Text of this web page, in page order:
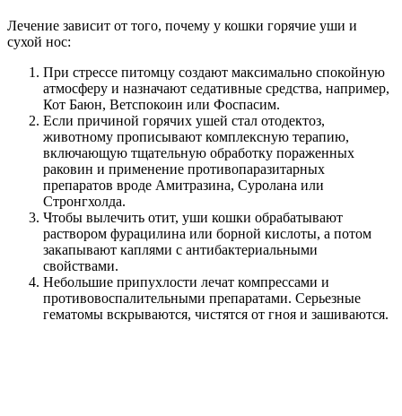
Лечение зависит от того, почему у кошки горячие уши и
сухой нос:
При стрессе питомцу создают максимально спокойную
атмосферу и назначают седативные средства, например,
Кот Баюн, Ветспокоин или Фоспасим.
Если причиной горячих ушей стал отодектоз,
животному прописывают комплексную терапию,
включающую тщательную обработку пораженных
раковин и применение противопаразитарных
препаратов вроде Амитразина, Суролана или
Стронгхолда.
Чтобы вылечить отит, уши кошки обрабатывают
раствором фурацилина или борной кислоты, а потом
закапывают каплями с антибактериальными
свойствами.
Небольшие припухлости лечат компрессами и
противовоспалительными препаратами. Серьезные
гематомы вскрываются, чистятся от гноя и зашиваются.